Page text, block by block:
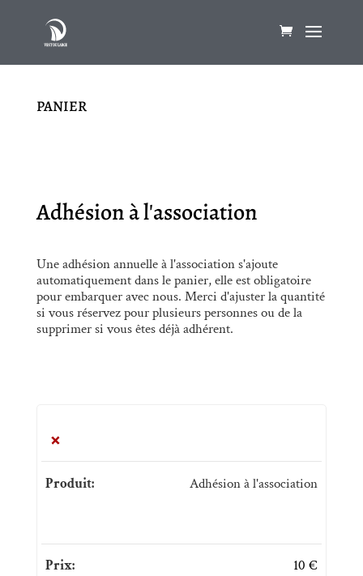
PANIER
Adhésion à l'association
Une adhésion annuelle à l'association s'ajoute
automatiquement dans le panier, elle est obligatoire
pour embarquer avec nous. Merci d'ajuster la quantité
si vous réservez pour plusieurs personnes ou de la
supprimer si vous êtes déjà adhérent.
×
Adhésion à l'association
10€